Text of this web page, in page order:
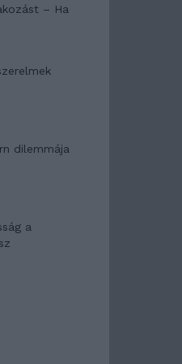
– Ha
dilemmája
a